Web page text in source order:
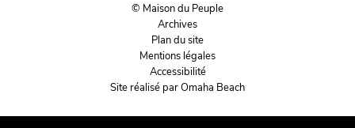
© Maison du Peuple
Archives
Plan du site
Mentions légales
Accessibilité
Site réalisé par Omaha Beach